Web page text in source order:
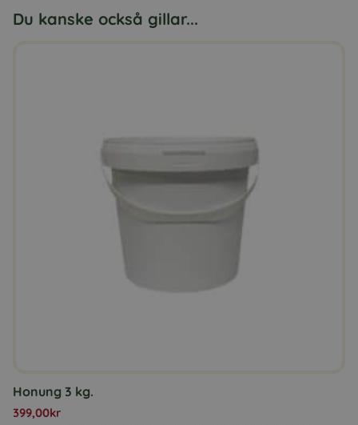
Du kanske också gillar...
Honung 3 kg.
399,00kr